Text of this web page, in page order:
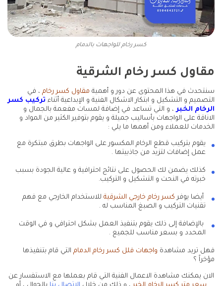
كسر رخام للواجهات بالدمام
مقاول كسر رخام الشرقية
سنتحدث في هذا المحتوى عن دور و أهمية مقاول كسر رخام ، في
التصميم و التشكيل و ابتكار الاشكال الفنية و الإبداعية أثناء تركيب كسر
الرخام الخبر، و التي تساعد في إضافة لمسات مفعمة بالجمال و
الاناقة على الواجهات بأساليب جميلة و يقوم بتوفير الكثير من المواد و
الخدمات للعملاء ومن أهمها ما يلي :
يقوم بتركيب قطع الرخام المكسور على الواجهات بطرق مبتكرة مع
عمل إضافات لتزيد من جاذبيتها .
كذلك يضمن لك الحصول على نتائج احترافية و عالية الجودة بسبب
خبرته في النحت و التشكيل و التركيب.
أيضا يوفر كسر رخام خارجي الشرقية للاستخدام الخارجي مع فهم
تقنيات التركيب و الصبغ المناسب له .
بالإضافة إلى ذلك يقوم بتنفيذ العمل بشكل احترافي و في الوقت
المحدد و بسعر مناسب للجميع .
فهل تريد مشاهدة واجهات فلل كسر رخام الدمام التي قام بتنفيذها
مؤخراً ؟
الان يمكنك مشاهدة الاعمال الفنية التي قام بعملها مع الاستفسار عن